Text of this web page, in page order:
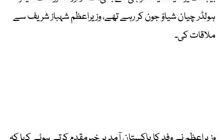
ہولڈر چیان شیاؤ جون کر رہے تھے، وزیراعظم شہباز شریف سے
ملاقات کی۔